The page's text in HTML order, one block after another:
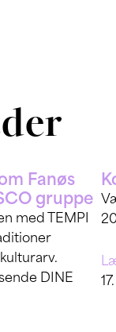
Fanøs
gruppe
med TEMPI
DINE